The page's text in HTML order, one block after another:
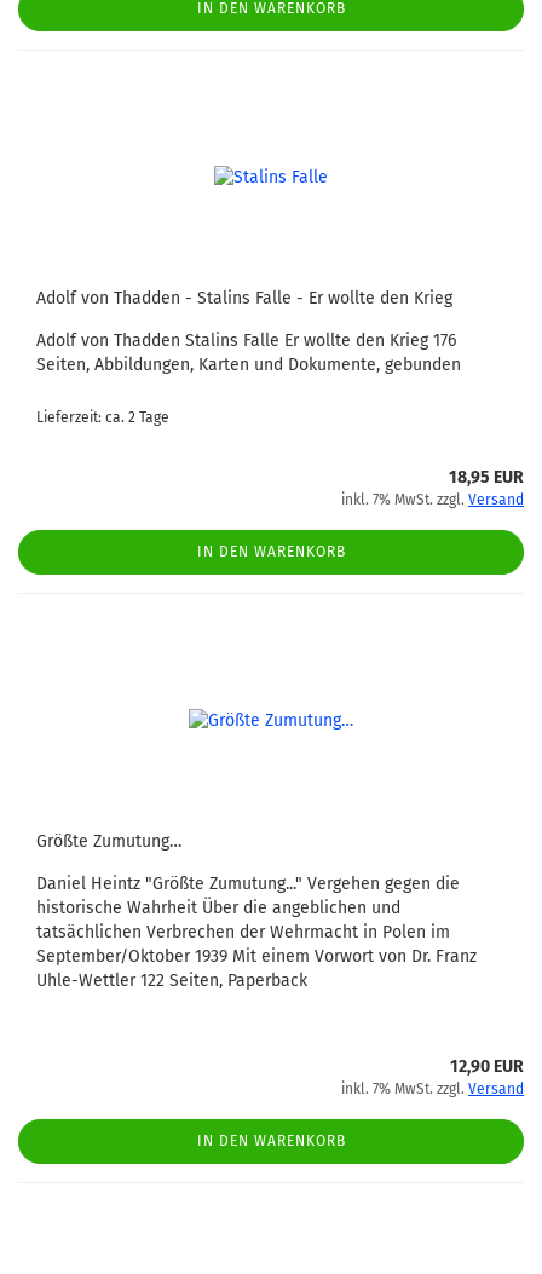
IN DEN WARENKORB
Adolf von Thadden - Stalins Falle - Er wollte den Krieg
Adolf von Thadden Stalins Falle Er wollte den Krieg 176
Seiten, Abbildungen, Karten und Dokumente, gebunden
Lieferzeit: ca. 2 Tage
18,95 EUR
inkl. 7% MwSt. zzgl. Versand
IN DEN WARENKORB
Größte Zumutung…
Daniel Heintz "Größte Zumutung..." Vergehen gegen die
historische Wahrheit Über die angeblichen und
tatsächlichen Verbrechen der Wehrmacht in Polen im
September/Oktober 1939 Mit einem Vorwort von Dr. Franz
Uhle-Wettler 122 Seiten, Paperback
12,90 EUR
inkl. 7% MwSt. zzgl. Versand
IN DEN WARENKORB